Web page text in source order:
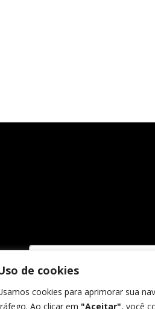
Utilizamos cookies
experiência, melhorar
analisar como você
de cookies
cookies para aprimorar sua
Ao clicar em "Aceitar", você